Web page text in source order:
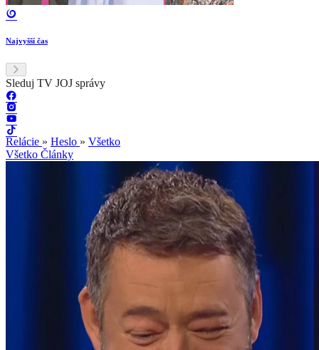
Najvyšší čas
Sleduj TV JOJ správy
Relácie » Heslo » Všetko
Všetko Články